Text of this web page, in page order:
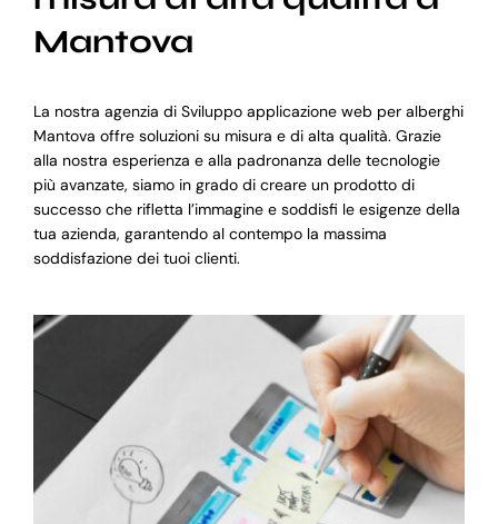
Mantova
La nostra agenzia di Sviluppo applicazione web per alberghi
Mantova offre soluzioni su misura e di alta qualità. Grazie
alla nostra esperienza e alla padronanza delle tecnologie
più avanzate, siamo in grado di creare un prodotto di
successo che rifletta l’immagine e soddisfi le esigenze della
tua azienda, garantendo al contempo la massima
soddisfazione dei tuoi clienti.